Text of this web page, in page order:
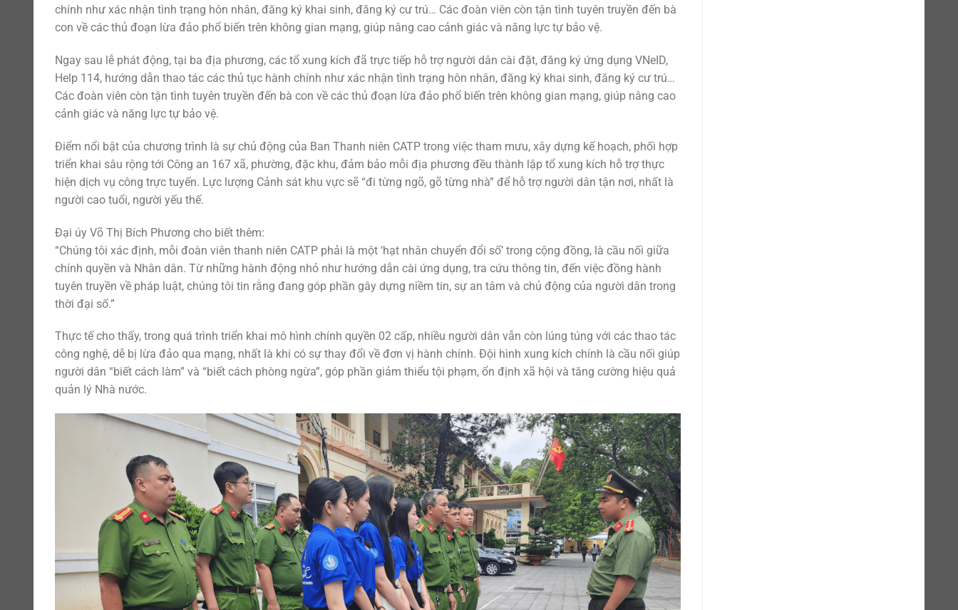
chính như xác nhận tình trạng hôn nhân, đăng ký khai sinh, đăng ký cư trú… Các đoàn viên còn tận tình tuyên truyền đến bà
con về các thủ đoạn lừa đảo phổ biến trên không gian mạng, giúp nâng cao cảnh giác và năng lực tự bảo vệ.
Ngay sau lễ phát động, tại ba địa phương, các tổ xung kích đã trực tiếp hỗ trợ người dân cài đặt, đăng ký ứng dụng VNeID,
Help 114, hướng dẫn thao tác các thủ tục hành chính như xác nhận tình trạng hôn nhân, đăng ký khai sinh, đăng ký cư trú…
Các đoàn viên còn tận tình tuyên truyền đến bà con về các thủ đoạn lừa đảo phổ biến trên không gian mạng, giúp nâng cao
cảnh giác và năng lực tự bảo vệ.
Điểm nổi bật của chương trình là sự chủ động của Ban Thanh niên CATP trong việc tham mưu, xây dựng kế hoạch, phối hợp
triển khai sâu rộng tới Công an 167 xã, phường, đặc khu, đảm bảo mỗi địa phương đều thành lập tổ xung kích hỗ trợ thực
hiện dịch vụ công trực tuyến. Lực lượng Cảnh sát khu vực sẽ “đi từng ngõ, gõ từng nhà” để hỗ trợ người dân tận nơi, nhất là
người cao tuổi, người yếu thế.
Đại úy Võ Thị Bích Phương cho biết thêm:
“Chúng tôi xác định, mỗi đoàn viên thanh niên CATP phải là một ‘hạt nhân chuyển đổi số’ trong cộng đồng, là cầu nối giữa
chính quyền và Nhân dân. Từ những hành động nhỏ như hướng dẫn cài ứng dụng, tra cứu thông tin, đến việc đồng hành
tuyên truyền về pháp luật, chúng tôi tin rằng đang góp phần gây dựng niềm tin, sự an tâm và chủ động của người dân trong
thời đại số.”
Thực tế cho thấy, trong quá trình triển khai mô hình chính quyền 02 cấp, nhiều người dân vẫn còn lúng túng với các thao tác
công nghệ, dễ bị lừa đảo qua mạng, nhất là khi có sự thay đổi về đơn vị hành chính. Đội hình xung kích chính là cầu nối giúp
người dân “biết cách làm” và “biết cách phòng ngừa”, góp phần giảm thiểu tội phạm, ổn định xã hội và tăng cường hiệu quả
quản lý Nhà nước.